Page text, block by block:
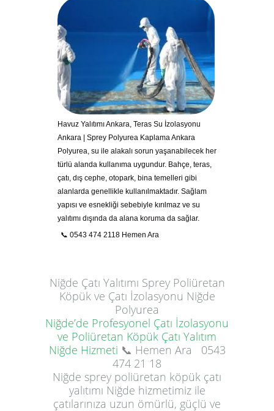
Havuz Yalıtımı Ankara, Teras Su İzolasyonu
Ankara | Sprey Polyurea Kaplama Ankara
Polyurea, su ile alakalı sorun yaşanabilecek her
türlü alanda kullanıma uygundur. Bahçe, teras,
çatı, dış cephe, otopark, bina temelleri gibi
alanlarda genellikle kullanılmaktadır. Sağlam
yapısı ve esnekliği sebebiyle kırılmaz ve su
yalıtımı dışında da alana koruma da sağlar.
📞 0543 474 2118 Hemen Ara
Niğde Çatı Yalıtımı Sprey Poliüretan
Köpük ve Çatı İzolasyonu Niğde
Polyurea
Niğde’de Profesyonel Çatı İzolasyonu
ve Poliüretan Köpük Çatı Yalıtım
Niğde Hizmeti 📞 Hemen Ara
0543
474 21 18
Niğde sprey poliüretan köpük çatı
yalıtımı Niğde hizmetimiz ile
çatılarınıza uzun ömürlü, güçlü ve